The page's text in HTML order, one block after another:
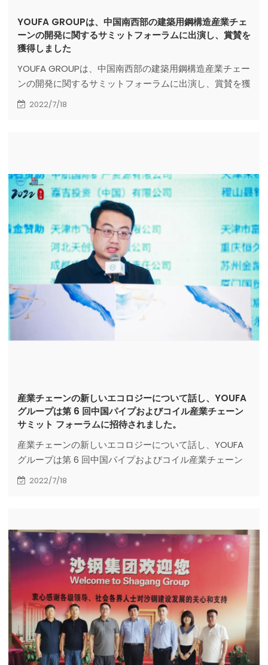
YOUFA GROUPは、中国南西部の建築用鋼構造産業チェ
ーンの開発に関するサミットフォーラムに出演し、賞賛を
獲得しました
YOUFA GROUPは、中国南西部の建築用鋼構造産業チェー
ンの開発に関するサミットフォーラムに出演し、賞賛を獲
得しました
2022/7/18
産業チェーンの新しいエコロジーについて話し、YOUFA
グループは第 6 回中国パイプおよびコイル産業チェーン
サミット フォーラムに招待されました。
産業チェーンの新しいエコロジーについて話し、YOUFA
グループは第 6 回中国パイプおよびコイル産業チェーン
サミット フォーラムに招待されました。
2022/7/18